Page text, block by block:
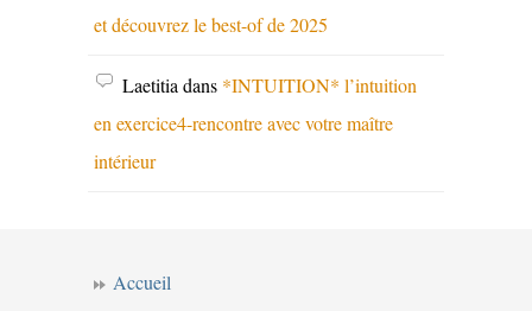
et découvrez le best-of de 2025
Laetitia dans *INTUITION* l’intuition
en exercice4-rencontre avec votre maître
intérieur
Accueil